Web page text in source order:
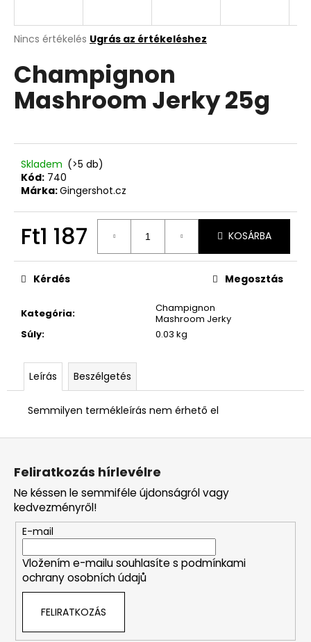
A
átlagos
értékelése
5-
ből
Nincs értékelés Ugrás az értékeléshez
Champignon
Mashroom Jerky 25g
Skladem (>5 db)
Kód: 740
Márka:Gingershot.cz
Ft1 187 KOSÁRBA
Kategória:
Champignon
Mashroom Jerky
Súly: 0.03 kg
Kérdés Megosztás
Leírás Beszélgetés
Semmilyen termékleírás nem érhető el
A
á
n
k
L
Feliratkozás hírlevélre
Ne késsen le semmiféle újdonságról vagy
kedvezményről!
E-mail
Vložením e-mailu souhlasíte s podmínkami
ochrany osobních údajů
FELIRATKOZÁS